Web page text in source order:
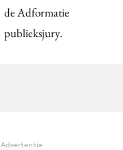
de Adformatie
publieksjury.
Advertentie